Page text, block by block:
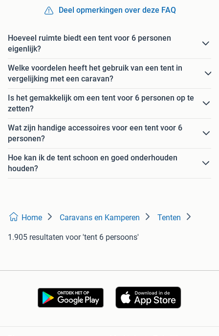
Deel opmerkingen over deze FAQ
Hoeveel ruimte biedt een tent voor 6 personen
eigenlijk?
Welke voordelen heeft het gebruik van een tent in
vergelijking met een caravan?
Is het gemakkelijk om een tent voor 6 personen op te
zetten?
Wat zijn handige accessoires voor een tent voor 6
personen?
Hoe kan ik de tent schoon en goed onderhouden
houden?
Home Caravans en Kamperen Tenten
1.905 resultaten voor 'tent 6 persoons'